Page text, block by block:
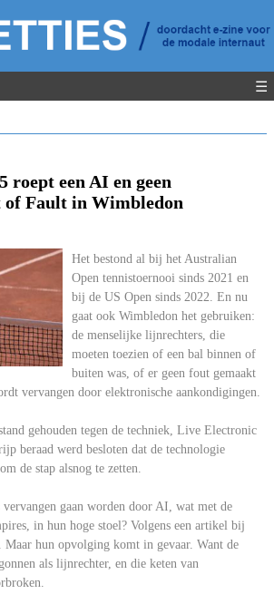
☰
roept een AI en geen
Fault in Wimbledon
Het bestond al bij het Australian
Open tennistoernooi sinds 2021 en
bij de US Open sinds 2022. En nu
gaat ook Wimbledon het gebruiken:
de menselijke lijnrechters, die
moeten toezien of een bal binnen of
buiten was, of er geen fout gemaakt
vervangen door elektronische aankondigingen.
gehouden tegen de techniek, Live Electronic
beraad werd besloten dat de technologie
de stap alsnog te zetten.
gaan worden door AI, wat met de
in hun hoge stoel? Volgens een artikel bij
hun opvolging komt in gevaar. Want de
als lijnrechter, en die keten van